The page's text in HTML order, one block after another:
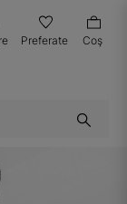
Preferate Coş